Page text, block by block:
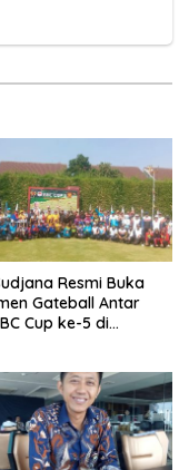
Resmi Buka
Gateball Antar
Cup ke-5 di